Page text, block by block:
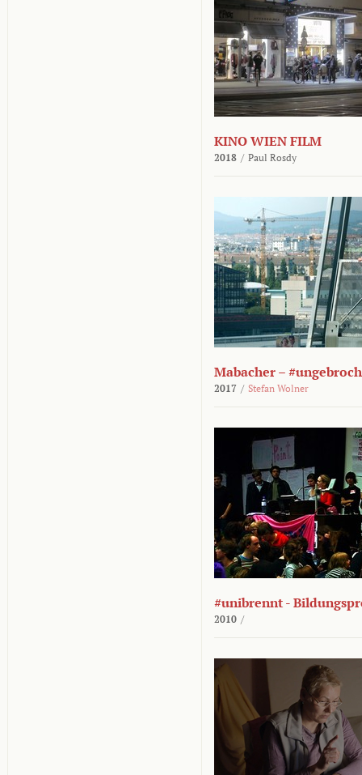
KINO WIEN FILM
2018 / Paul Rosdy
Mabacher –
2017 / Stefan Wolner
#unibrennt -
2010 /